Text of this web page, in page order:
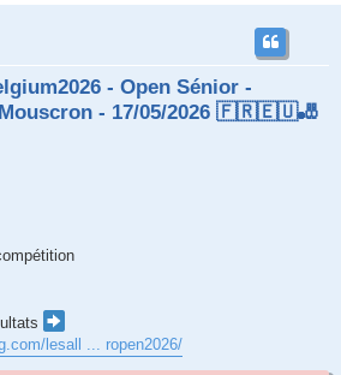
- Open Sénior -
- 17/05/2026 🇫🇷🇪🇺🎳
lesall ... ropen2026/